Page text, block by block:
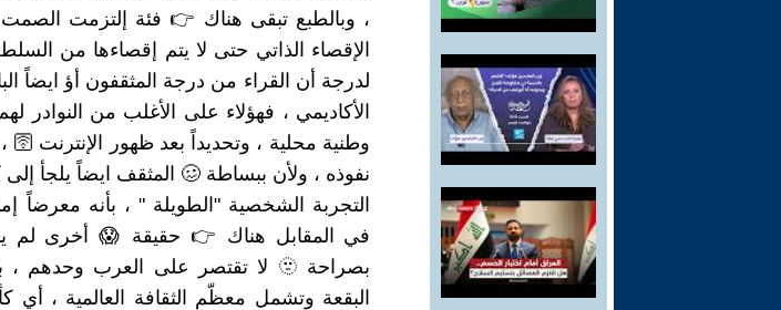
، وبالطبع تبقى هناك 👉 فئة إلتزمت
الإقصاء الذاتي حتى لا يتم إقصاءها من
لدرجة أن القراء من درجة المثقفون أؤ ايضاً
الأكاديمي ، فهؤلاء على الأغلب من
نفوذه ، ولأن ببساطة 🥴 المثقف ايضاً يلجأ
التجربة الشخصية "الطويلة " ، بأنه معرضاً
في المقابل هناك 👉 حقيقة 😱 أخرى لم
بصراحة 🫥 لا تقتصر على العرب
البقعة وتشمل معظّم الثقافة العالمية ، أي